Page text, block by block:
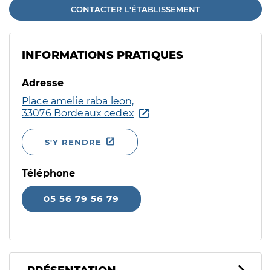
CONTACTER L'ÉTABLISSEMENT
INFORMATIONS PRATIQUES
Adresse
Place amelie raba leon,
33076 Bordeaux cedex
S'Y RENDRE
Téléphone
05 56 79 56 79